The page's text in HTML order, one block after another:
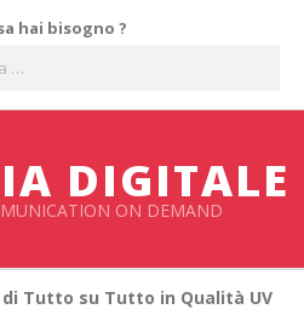
hai bisogno ?
DIGITALE
ON DEMAND
Tutto su Tutto in Qualità UV